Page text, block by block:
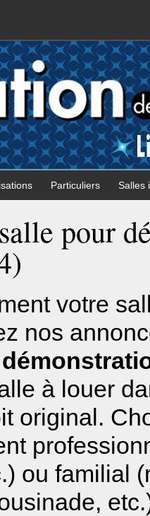
Particuliers Salles
pour
votre
nos
à louer
original.
ou familial